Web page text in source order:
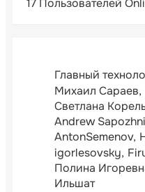
17 Пользователей
Главный
Михаил Сараев
Светлана
Andrew
AntonSemenov
igorlesovsky
Полина
Ильшат